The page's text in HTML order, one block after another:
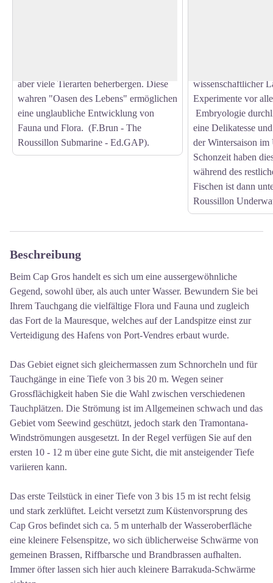
aber viele Tierarten beherbergen. Diese
wahren "Oasen des Lebens" ermöglichen
eine unglaubliche Entwicklung von
Fauna und Flora. (F.Brun - The
Roussillon Submarine - Ed.GAP).
wissenschaftlicher
Experimente vor
Embryologie
eine Delikatesse
der Wintersaison
Schonzeit haben
während des
Fischen ist dann
Roussillon
Beschreibung
Beim Cap Gros handelt es sich um eine aussergewöhnliche
Gegend, sowohl über, als auch unter Wasser. Bewundern Sie bei
Ihrem Tauchgang die vielfältige Flora und Fauna und zugleich
das Fort de la Mauresque, welches auf der Landspitze einst zur
Verteidigung des Hafens von Port-Vendres erbaut wurde.
Das Gebiet eignet sich gleichermassen zum Schnorcheln und für
Tauchgänge in eine Tiefe von 3 bis 20 m. Wegen seiner
Grossflächigkeit haben Sie die Wahl zwischen verschiedenen
Tauchplätzen. Die Strömung ist im Allgemeinen schwach und das
Gebiet vom Seewind geschützt, jedoch stark den Tramontana-
Windströmungen ausgesetzt. In der Regel verfügen Sie auf den
ersten 10 - 12 m über eine gute Sicht, die mit ansteigender Tiefe
variieren kann.
Das erste Teilstück in einer Tiefe von 3 bis 15 m ist recht felsig
und stark zerklüftet. Leicht versetzt zum Küstenvorsprung des
Cap Gros befindet sich ca. 5 m unterhalb der Wasseroberfläche
eine kleinere Felsenspitze, wo sich üblicherweise Schwärme von
gemeinen Brassen, Riffbarsche und Brandbrassen aufhalten.
Immer öfter lassen sich hier auch kleinere Barrakuda-Schwärme